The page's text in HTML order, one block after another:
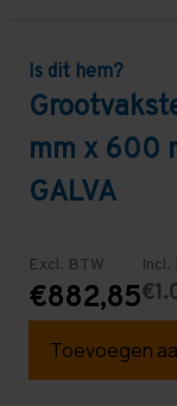
Is dit hem?
mm x 600
GALVA
Excl. BTW
€882,85
Incl.
Toevoegen